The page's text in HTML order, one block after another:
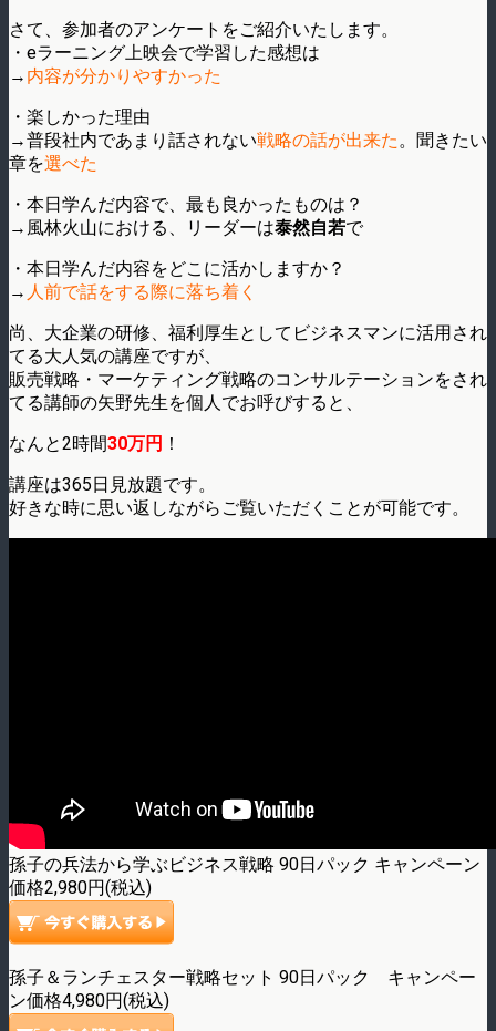
さて、参加者のアンケートをご紹介いたします。
・eラーニング上映会で学習した感想は
→ 内容が分かりやすかった
・楽しかった理由
→普段社内であまり話されない戦略の話が出来た。聞きたい
章を選べた
・本日学んだ内容で、最も良かったものは？
→風林火山における、リーダーは泰然自若で
・本日学んだ内容をどこに活かしますか？
→ 人前で話をする際に落ち着く
尚、大企業の研修、福利厚生としてビジネスマンに活用され
てる大人気の講座ですが、
販売戦略・マーケティング戦略のコンサルテーションをされ
てる講師の矢野先生を個人でお呼びすると、
なんと2時間30万円 ！
講座は365日見放題です。
好きな時に思い返しながらご覧いただくことが可能です。
孫子の兵法から学ぶビジネス戦略 90日パック キャンペーン
価格2,980円(税込)
孫子＆ランチェスター戦略セット 90日パック キャンペー
ン価格4,980円(税込)